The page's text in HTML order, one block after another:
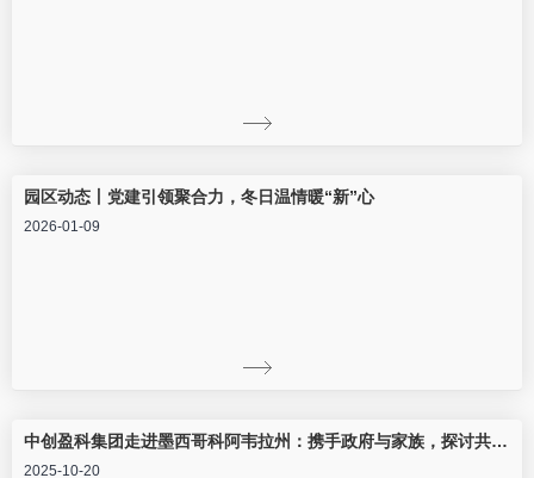
园区动态丨党建引领聚合力，冬日温情暖“新”心
2026-01-09
中创盈科集团走进墨西哥科阿韦拉州：携手政府与家族，探讨共拓北美制造新高地
2025-10-20